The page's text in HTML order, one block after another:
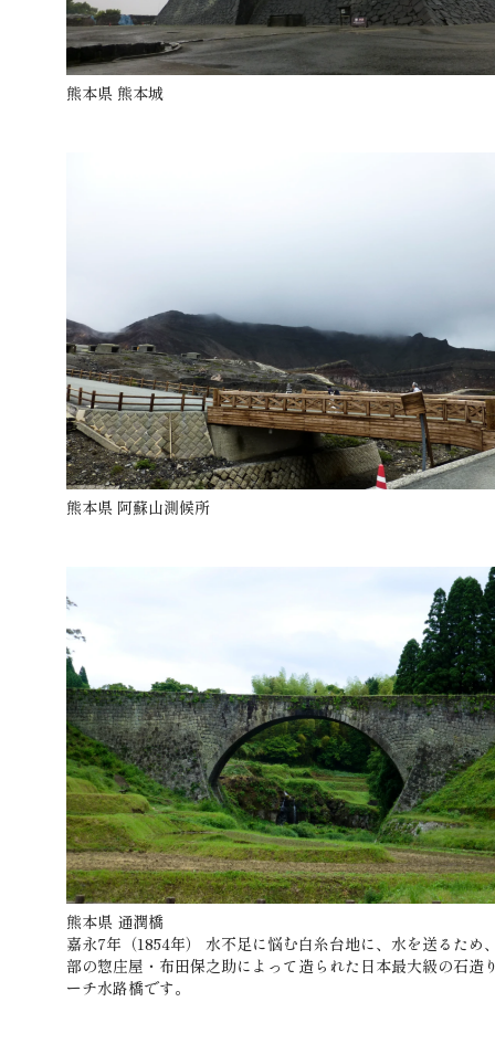
熊本県 熊本城
熊本県 阿蘇山測候所
熊本県 通潤橋
嘉永7年（1854年） 水不足に悩む白糸台地に、水を送るため
部の惣庄屋・布田保之助によって造られた日本最大級の石造
ーチ水路橋です。